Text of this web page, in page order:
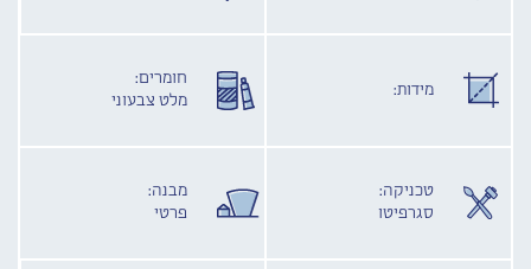
מידות:
חומרים:
מלט צבעוני
טכניקה:
סגרפיטו
מבנה:
פרטי